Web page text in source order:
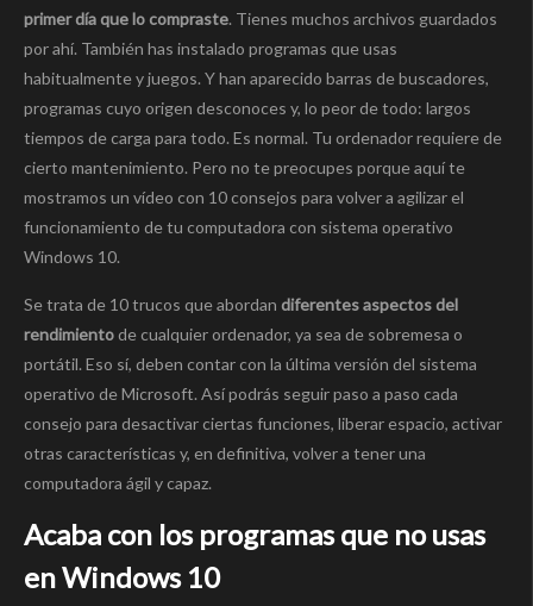
primer día que lo compraste. Tienes muchos archivos guardados
por ahí. También has instalado programas que usas
habitualmente y juegos. Y han aparecido barras de buscadores,
programas cuyo origen desconoces y, lo peor de todo: largos
tiempos de carga para todo. Es normal. Tu ordenador requiere de
cierto mantenimiento. Pero no te preocupes porque aquí te
mostramos un vídeo con 10 consejos para volver a agilizar el
funcionamiento de tu computadora con sistema operativo
Windows 10.
Se trata de 10 trucos que abordan diferentes aspectos del
rendimientode cualquier ordenador, ya sea de sobremesa o
portátil. Eso sí, deben contar con la última versión del sistema
operativo de Microsoft. Así podrás seguir paso a paso cada
consejo para desactivar ciertas funciones, liberar espacio, activar
otras características y, en definitiva, volver a tener una
computadora ágil y capaz.
Acaba con los programas que no usas
en Windows 10